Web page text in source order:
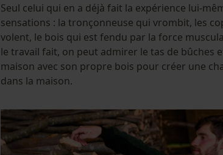
Seul celui qui en a déjà fait la expérience lui-
sensations : la tronçonneuse qui vrombit, les
volent, le bois qui est fendu par la force
le travail fait, on peut admirer le tas de bûches
maison avec son propre bois pour créer une
dans la maison.